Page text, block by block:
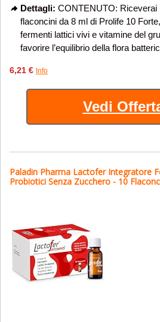
Dettagli: CONTENUTO: Riceverai
flaconcini da 8 ml di Prolife 10
fermenti lattici vivi e vitamine del
favorire l’equilibrio della flora
6,21 € Info
Vedi
Paladin Pharma Lactofer Integratore
Probiotici Senza Zucchero - 10